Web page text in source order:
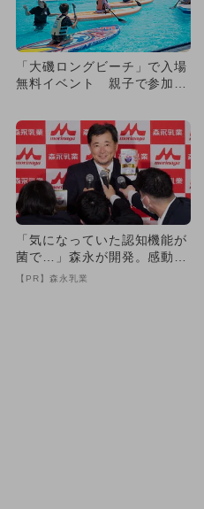
「大磯ロングビーチ」で入場
無料イベント 親子で参加で
「気になっていた認知機能が
菌で…」森永が開発。感動の
70代続出
【PR】森永乳業